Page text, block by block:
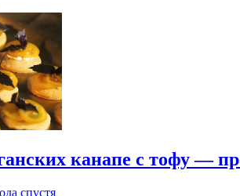
канапе с тофу —
спустя